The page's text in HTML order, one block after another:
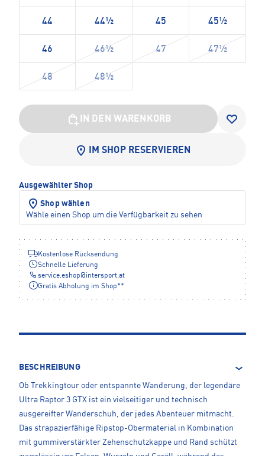
44 44½ 45 45½
46 46½ 47 47½
48 48½
IN DEN WARENKORB
IM SHOP RESERVIEREN
Ausgewählter Shop
Shop wählen
Wähle einen Shop um die Verfügbarkeit zu sehen
Kostenlose Rücksendung
Schnelle Lieferung
service.eshop@intersport.at
Gratis Abholung im Shop**
BESCHREIBUNG
Ob Trekkingtour oder entspannte Wanderung, der legendäre
Ultra Raptor 3 GTX ist ein vielseitiger und technisch
ausgereifter Wanderschuh, der jedes Abenteuer mitmacht.
Das strapazierfähige Ripstop-Obermaterial in Kombination
mit gummiverstärkter Zehenschutzkappe und Rand schützt